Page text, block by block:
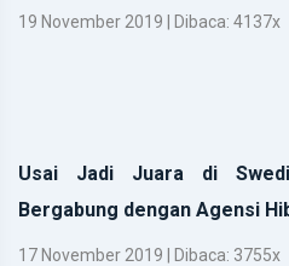
19 November 2019 | Dibaca: 4137x
Usai Jadi Juara di
Bergabung dengan Agensi
17 November 2019 | Dibaca: 3755x